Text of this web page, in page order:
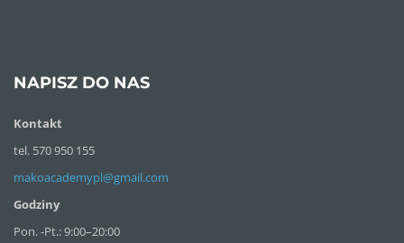
NAPISZ DO NAS
Kontakt
tel. 570 950 155
makoacademypl@gmail.com
Godziny
Pon. -Pt.: 9:00–20:00